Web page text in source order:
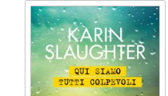
Calendario